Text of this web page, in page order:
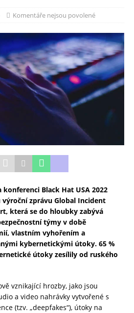
Komentáře nejsou povolené
Black Hat USA 2022
zprávu Global Incident
která se do hloubky zabývá
týmy v době
vlastním vyhořením a
kybernetickými útoky. 65 %
útoky zesílily od ruského
vznikající hrozby, jako jsou
a video nahrávky vytvořené s
(tzv. „deepfakes“), útoky na